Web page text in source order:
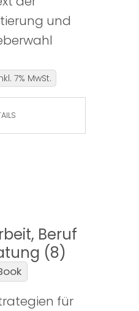
und
7% MwSt.
Beruf
(8)
für